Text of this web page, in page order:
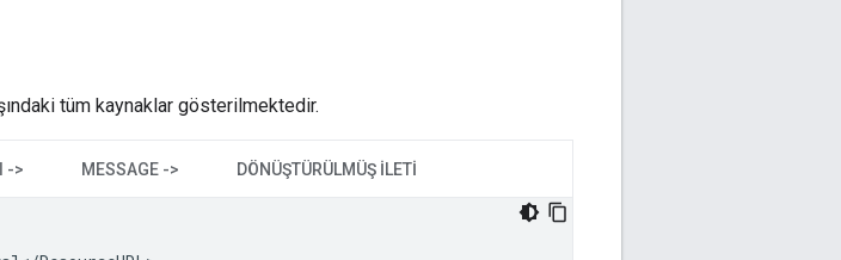
tüm kaynaklar gösterilmektedir.
-> MESSAGE -> DÖNÜŞTÜRÜLMÜŞ ILETI